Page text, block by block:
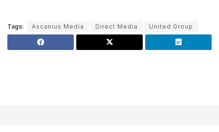
Tags: Ascanius Media Direct Media United Group